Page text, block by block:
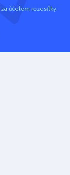
za účelem rozesílky